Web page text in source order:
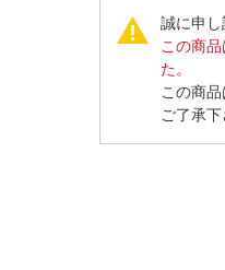
誠に申し
この商
た。
この商品
ご了承下